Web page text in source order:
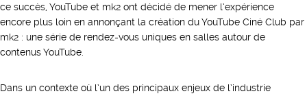
ce succès, YouTube et mk2 ont décidé de mener l’expérience
encore plus loin en annonçant la création du YouTube Ciné Club par
mk2 : une série de rendez-vous uniques en salles autour de
contenus YouTube.
Dans un contexte où l’un des principaux enjeux de l’industrie